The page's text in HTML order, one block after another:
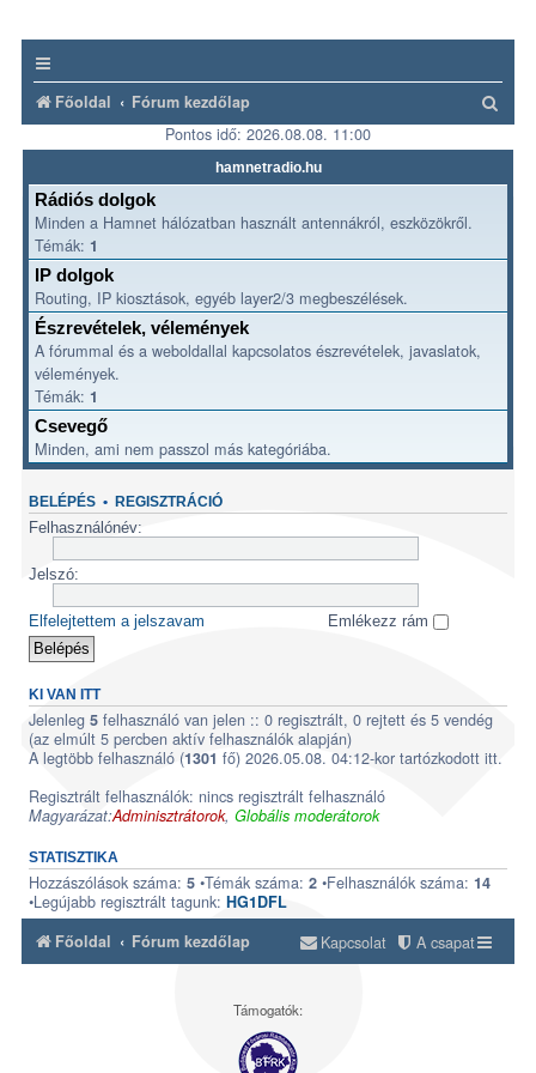
Főoldal Fórum kezdőlap
é
Pontos idő: 2026.08.08. 11:00
hamnetradio.hu
Rádiós dolgok
Minden a Hamnet hálózatban használt antennákról, eszközökről.
Témák: 1
IP dolgok
Routing, IP kiosztások, egyéb layer2/3 megbeszélések.
Észrevételek, vélemények
A fórummal és a weboldallal kapcsolatos észrevételek, javaslatok,
vélemények.
Témák:1
Csevegő
Minden, ami nem passzol más kategóriába.
BELÉPÉS • REGISZTRÁCIÓ
Felhasználónév:
Jelszó:
Elfelejtettem a jelszavam Emlékezz rám
KI VAN ITT
Jelenleg5 felhasználó van jelen :: 0 regisztrált, 0 rejtett és 5 vendég
(az elmúlt 5 percben aktív felhasználók alapján)
A legtöbb felhasználó (1301 fő) 2026.05.08. 04:12-kor tartózkodott itt.
Regisztrált felhasználók: nincs regisztrált felhasználó
Magyarázat:Adminisztrátorok,Globális moderátorok
STATISZTIKA
Hozzászólások száma:5 •Témák száma:2 •Felhasználók száma:14
•Legújabb regisztrált tagunk:HG1DFL
Főoldal
Fórum kezdőlap A csapat
Kapcsolat
Támogatók: